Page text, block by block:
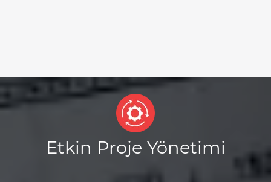
Etkin Proje Yönetimi